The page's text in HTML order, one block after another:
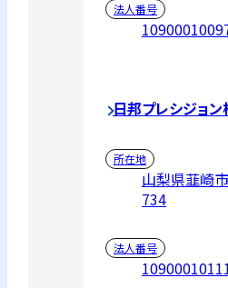
法人番号
日邦プレシジョ
所在地
山梨県韮崎
734
法人番号